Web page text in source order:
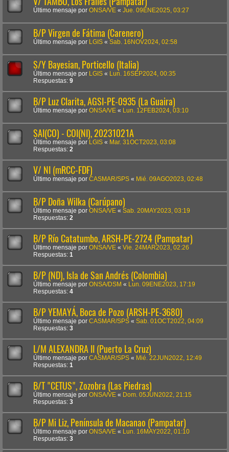
Último mensaje por ONSA/VE « Jue. 09ENE2025, 03:27
B/P Virgen de Fátima (Carenero)
Último mensaje por LGIS « Sab. 16NOV2024, 02:58
S/Y Bayesian, Porticello (Italia)
Último mensaje por LGIS «
Lun. 16SEP2024, 00:35
Respuestas: 9
B/P Luz Clarita, AGSI-PE-0935 (La Guaira)
Último mensaje por ONSA/VE « Lun. 12FEB2024, 03:10
SAI(CO) - COI(NI), 20231021A
Último mensaje por LGIS « Mar. 31OCT2023, 03:08
Respuestas: 2
V/ NI (mRCC-FDF)
Último mensaje por CASMAR/SPS « Mié. 09AGO2023, 02:48
B/P Doña Wilka (Carúpano)
Último mensaje por ONSA/VE « Sab. 20MAY2023, 03:19
Respuestas: 2
B/P Río Catatumbo, ARSH-PE-2724 (Pampatar)
Último mensaje por ONSA/VE « Vie. 24MAR2023, 02:26
Respuestas: 1
B/P (ND), Isla de San Andrés (Colombia)
Último mensaje por ONSA/DSM «
Lun. 09ENE2023, 17:19
Respuestas: 4
B/P YEMAYÁ, Boca de Pozo (ARSH-PE-3680)
Último mensaje por CASMAR/SPS « Sab. 01OCT2022, 04:09
Respuestas: 3
L/M ALEXANDRA II (Puerto La Cruz)
Último mensaje por CASMAR/SPS « Mié. 22JUN2022, 12:49
Respuestas: 1
B/T "CETUS", Zozobra (Las Piedras)
Último mensaje por ONSA/VE « Dom. 05JUN2022, 21:15
Respuestas: 3
B/P Mi Liz, Península de Macanao (Pampatar)
Último mensaje por ONSA/VE «
Lun. 16MAY2022, 01:10
Respuestas: 3